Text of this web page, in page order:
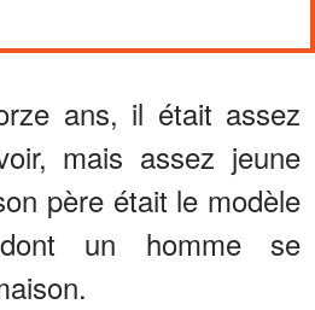
ans, il était assez
mais assez jeune
père était le modèle
un homme se